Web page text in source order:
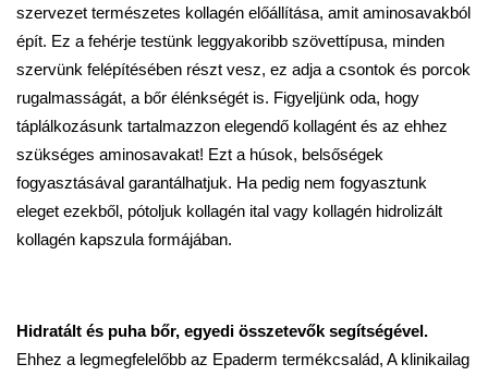
szervezet természetes kollagén előállítása, amit aminosavakból
épít. Ez a fehérje testünk leggyakoribb szövettípusa, minden
szervünk felépítésében részt vesz, ez adja a csontok és porcok
rugalmasságát, a bőr élénkségét is. Figyeljünk oda, hogy
táplálkozásunk tartalmazzon elegendő kollagént és az ehhez
szükséges aminosavakat! Ezt a húsok, belsőségek
fogyasztásával garantálhatjuk. Ha pedig nem fogyasztunk
eleget ezekből, pótoljuk kollagén ital vagy kollagén hidrolizált
kollagén kapszula formájában.
Hidratált és puha bőr, egyedi összetevők segítségével .
Ehhez a legmegfelelőbb az Epaderm termékcsalád, A klinikailag